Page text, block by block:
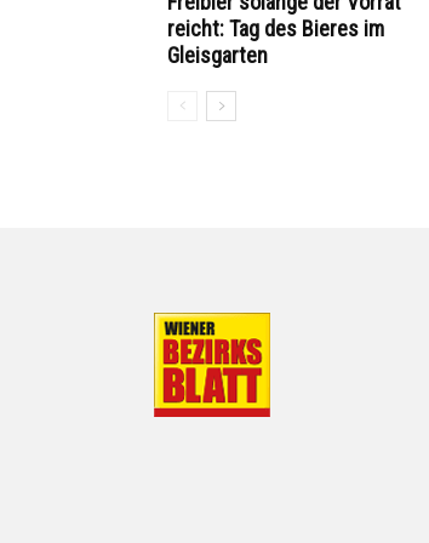
reicht: Tag des Bieres im
Gleisgarten